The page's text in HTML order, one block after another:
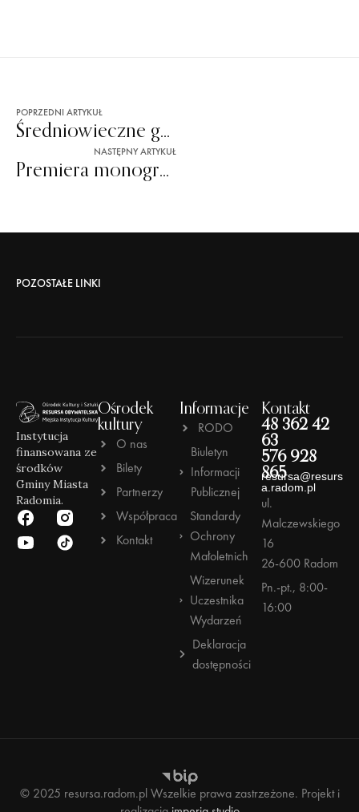
POPRZEDNI ARTYKUŁ
Średniowieczne gry i zabawy
NASTĘPNY ARTYKUŁ
Premiera monografii „Dzieje Radomia”
POZOSTAŁE LINKI
Instytucja
finansowana ze
środków
Gminy Miasta
Radomia.
Ośrodek
kultury
O nas
Bilety
Partnerzy
Współpraca
Kontakt
Informacje
RODO
Biuletyn
Informacji
Publicznej
Standardy
Ochrony
Małoletnich
Wizerunek
Uczestnika
Wydarzeń
Deklaracja
dostępności
Kontakt
48 362 42
63
576 928
865
resursa@resurs
a.radom.pl
ul.
Malczewskiego
16
26-600 Radom
Pn.-pt., 8:00-
16:00
© 2025 resursa.radom.pl Wszelkie prawa zastrzeżone. Projekt i